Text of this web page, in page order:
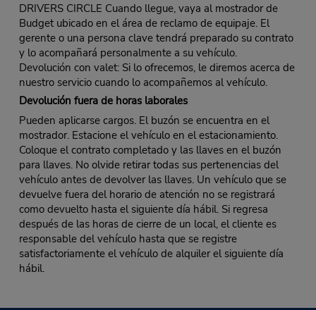
DRIVERS CIRCLE Cuando llegue, vaya al mostrador de
Budget ubicado en el área de reclamo de equipaje. El
gerente o una persona clave tendrá preparado su contrato
y lo acompañará personalmente a su vehículo.
Devolución con valet: Si lo ofrecemos, le diremos acerca de
nuestro servicio cuando lo acompañemos al vehículo.
Devolución fuera de horas laborales
Pueden aplicarse cargos. El buzón se encuentra en el
mostrador. Estacione el vehículo en el estacionamiento.
Coloque el contrato completado y las llaves en el buzón
para llaves. No olvide retirar todas sus pertenencias del
vehículo antes de devolver las llaves. Un vehículo que se
devuelve fuera del horario de atención no se registrará
como devuelto hasta el siguiente día hábil. Si regresa
después de las horas de cierre de un local, el cliente es
responsable del vehículo hasta que se registre
satisfactoriamente el vehículo de alquiler el siguiente día
hábil.